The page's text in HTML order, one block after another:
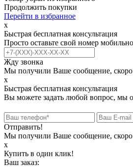
Продолжить покупки
Перейти в избранное
х
Быстрая бесплатная консультация
Просто оставьте свой номер
Жду звонка
Мы получили Ваше сообщение,
х
Быстрая бесплатная консультация
Вы можете задать любой вопрос, мы
Отправить!
Мы получили Ваше сообщение,
х
Купить в один клик!
Ваш заказ: